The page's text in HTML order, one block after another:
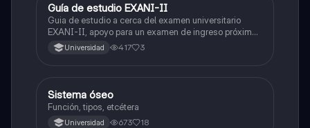
Historia
Guía de estudio EXANI-II
Guia de estudio a cerca del examen universitario
EXANI-II, apoyo para un examen de ingreso próximo
2026.Universidad 417 3
Biología
Sistema óseo
Función, tipos, etcétera
Universidad 673 18